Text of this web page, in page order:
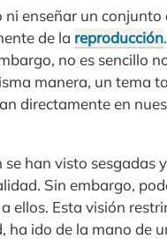
enseñar un conjunto
de la reproducción
no es sencillo
manera, un tema
directamente en
han visto sesgadas
Sin embargo,
ellos. Esta visión
ido de la mano de